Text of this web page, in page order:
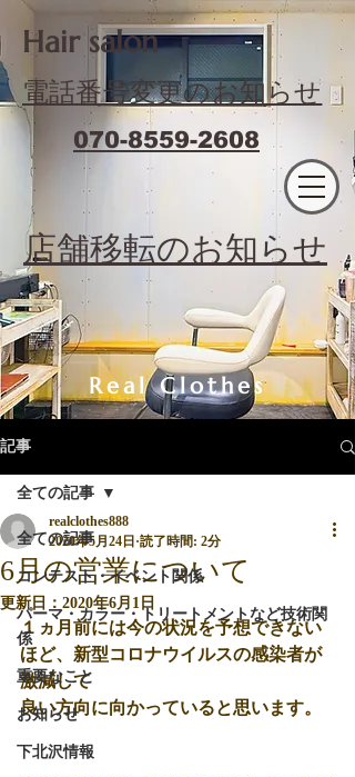
​Hair salon
電話番号変更のお知らせ
070-8559-2608
​店舗移転のお知らせ
Real Clothes
記事
全ての記事
コンテスト・イベント関係
パーマ・カラー・トリートメントなど技術関
係
重要なこと
お知らせ
下北沢情報
全ての記事
6月の営業について
realclothes888
2020年5月24日 読了時間: 2分
更新日： 2020年6月1日
１ヵ月前には今の状況を予想できない
ほど、新型コロナウイルスの感染者が
激減して
良い方向に向かっていると思います。